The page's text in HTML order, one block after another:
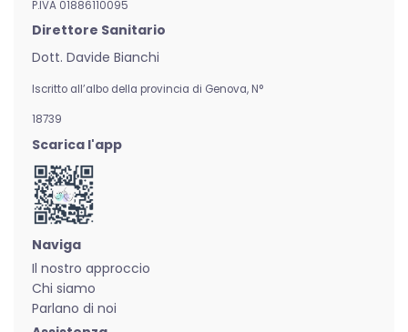
P.IVA 01886110095
Direttore Sanitario
Dott. Davide Bianchi
Iscritto all’albo della provincia di Genova, N°
18739
Scarica l'app
Naviga
Il nostro approccio
Chi siamo
Parlano di noi